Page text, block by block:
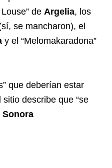
de Argelia, los
se mancharon), el
y el “Melomakaradona”
que deberían estar
describe que “se
Sonora